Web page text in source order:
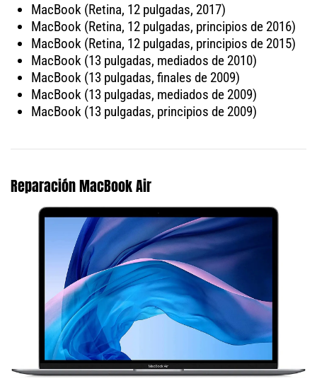
MacBook (Retina, 12 pulgadas, 2017)
MacBook (Retina, 12 pulgadas, principios de 2016)
MacBook (Retina, 12 pulgadas, principios de 2015)
MacBook (13 pulgadas, mediados de 2010)
MacBook (13 pulgadas, finales de 2009)
MacBook (13 pulgadas, mediados de 2009)
MacBook (13 pulgadas, principios de 2009)
Reparación MacBook Air